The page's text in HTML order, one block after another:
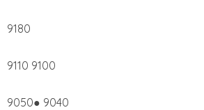
9180
9110 9100
9050● 9040